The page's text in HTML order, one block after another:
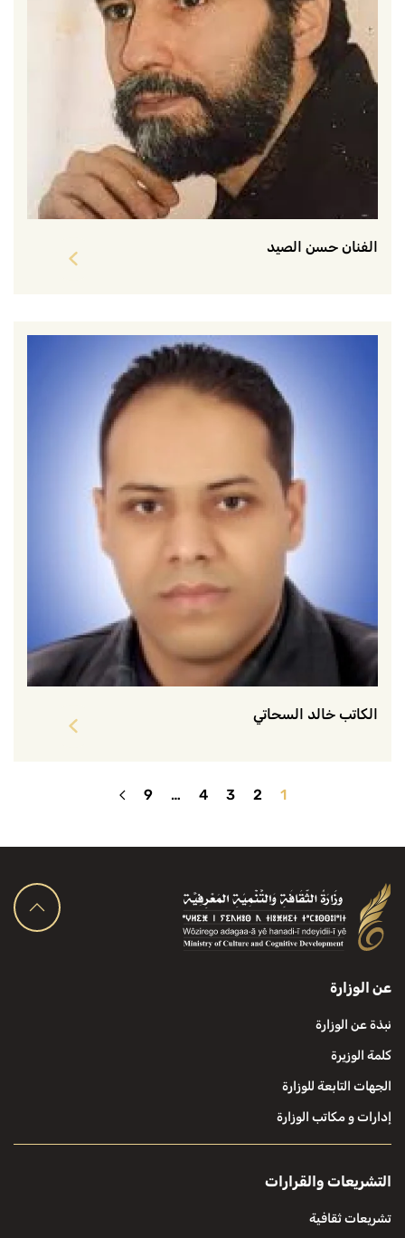
الفنان حسن الصيد
الكاتب خالد السحاتي
1
2
3
4
…
9
عن الوزارة
نبذة عن الوزارة
كلمة الوزيرة
الجهات التابعة للوزارة
إدارات و مكاتب الوزارة
التشريعات والقرارات
تشريعات ثقافية